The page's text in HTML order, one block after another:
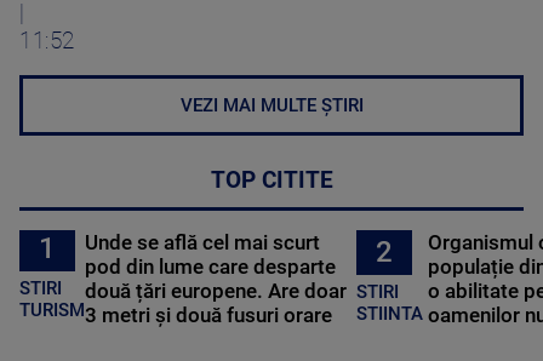
11:52
VEZI MAI MULTE ȘTIRI
TOP CITITE
1
STIRI
TURISM
Unde se află cel mai scurt
pod din lume care desparte
două țări europene. Are doar
3 metri și două fusuri orare
2
STIRI
STIINTA
Organismul
populație
o abilitate
oamenilor